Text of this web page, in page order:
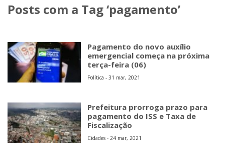
Posts com a Tag ‘pagamento’
Pagamento do novo auxílio
emergencial começa na próxima
terça-feira (06)
Política - 31 mar, 2021
Prefeitura prorroga prazo para
pagamento do ISS e Taxa de
Fiscalização
Cidades - 24 mar, 2021